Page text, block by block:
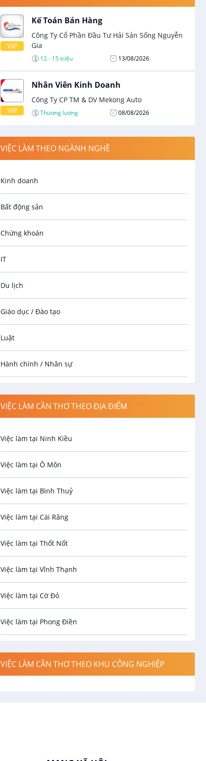
VIP
Kế Toán Bán Hàng
Công Ty Cổ Phần Đầu Tư Hải Sản Sống Nguyễn
Gia
12 - 15 triệu 13/08/2026
VIP
Nhân Viên Kinh Doanh
Công Ty CP TM & DV Mekong Auto
Thương lượng 08/08/2026
VIỆC LÀM THEO NGÀNH NGHỀ
Kinh doanh
Bất động sản
Chứng khoán
IT
Du lịch
Giáo dục / Đào tạo
Luật
Hành chính / Nhân sự
Spa
Bảo Vệ
An toàn lao động
Bảo hiểm
Biên phiên dịch
Bưu chính viễn thông
Cơ khí
Công nghệ sinh học
Công nghệ thực phẩm
Điện / Điện tử / Điện lạnh
Hàng hải / Hàng không
VIỆC LÀM CẦN THƠ THEO ĐỊA ĐIỂM
Việc làm tại Ninh Kiều
Việc làm tại Ô Môn
Việc làm tại Bình Thuỷ
Việc làm tại Cái Răng
Việc làm tại Thốt Nốt
Việc làm tại Vĩnh Thạnh
Việc làm tại Cờ Đỏ
Việc làm tại Phong Điền
Việc làm tại Cái Khế
VIỆC LÀM CẦN THƠ THEO KHU CÔNG NGHIỆP